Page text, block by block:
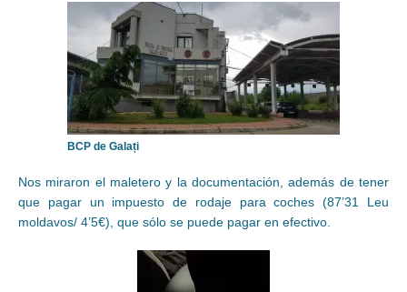
BCP de Galați
Nos miraron el maletero y la documentación, además de tener
que pagar un impuesto de rodaje para coches (87’31 Leu
moldavos/ 4’5€), que sólo se puede pagar en efectivo.